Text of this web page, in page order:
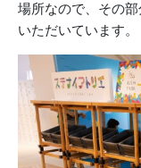
場所なので、その
いただいています。